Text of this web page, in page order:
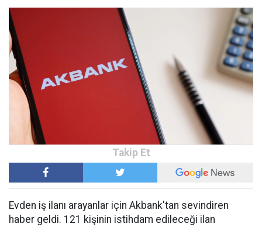
Evden iş ilanı arayanlar için Akbank'tan sevindiren
haber geldi. 121 kişinin istihdam edileceği ilan